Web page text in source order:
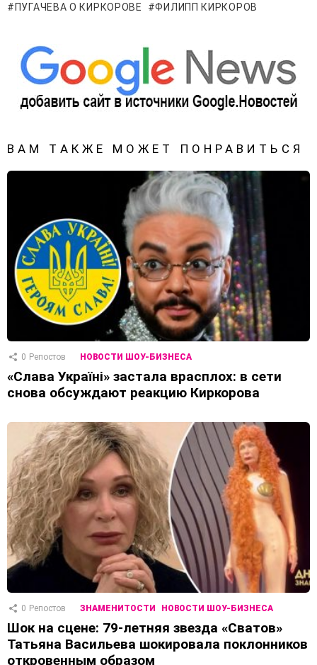
ПУГАЧЕВА О КИРКОРОВЕ
ФИЛИПП КИРКОРОВ
ВАМ ТАКЖЕ МОЖЕТ ПОНРАВИТЬСЯ
0 Репостов НОВОСТИ ШОУ-БИЗНЕСА
«Слава Україні» застала врасплох: в сети
снова обсуждают реакцию Киркорова
0 Репостов ЗНАМЕНИТОСТИ НОВОСТИ ШОУ-БИЗНЕСА
Шок на сцене: 79-летняя звезда «Сватов»
Татьяна Васильева шокировала поклонников
откровенным образом